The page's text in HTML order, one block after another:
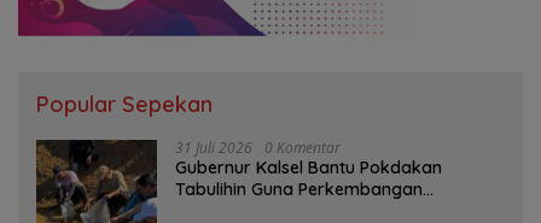
Popular Sepekan
31 Juli 2026 0 Komentar
Gubernur Kalsel Bantu Pokdakan
Tabulihin Guna Perkembangan